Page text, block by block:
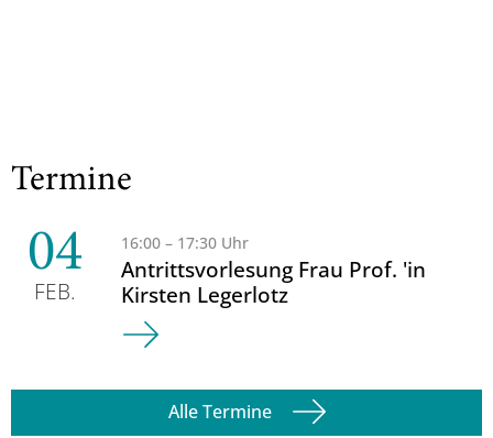
Termine
04
FEB.
16:00 – 17:30 Uhr
Antrittsvorlesung Frau Prof. 'in
Kirsten Legerlotz
Alle Termine